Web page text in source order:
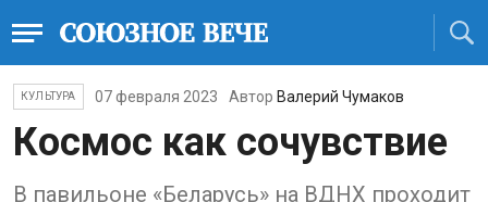
КУЛЬТУРА 07 февраля 2023 Автор Валерий Чумаков
Космос как сочувствие
В павильоне «Беларусь» на ВДНХ проходит